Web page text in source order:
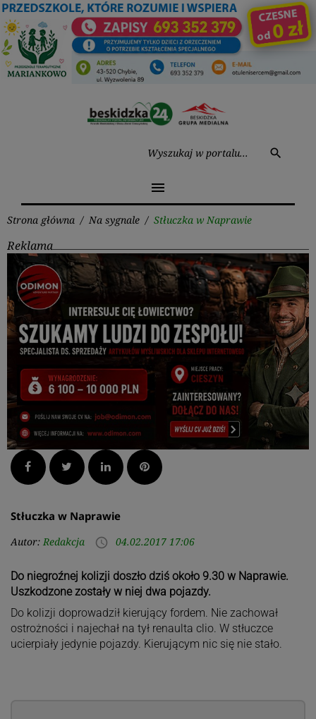
Przejdź
do
treści
search
menu
Strona główna / Na sygnale / Stłuczka w Naprawie
Reklama
Facebook Twitter LinkedInPinterest
Stłuczka w Naprawie
Autor: Redakcja access_time 04.02.2017 17:06
Do niegroźnej kolizji doszło dziś około 9.30 w Naprawie.
Uszkodzone zostały w niej dwa pojazdy.
Do kolizji doprowadził kierujący fordem. Nie zachował
ostrożności i najechał na tył renaulta clio. W stłuczce
ucierpiały jedynie pojazdy. Kierującym nic się nie stało.